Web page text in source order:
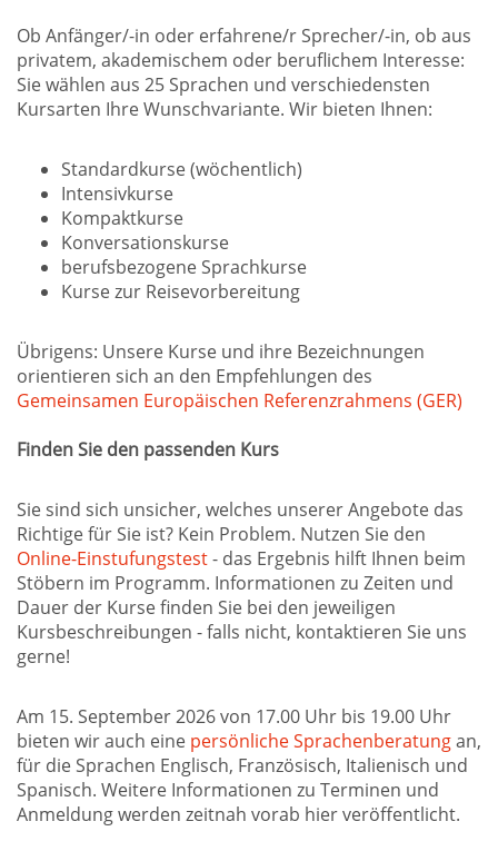
Ob Anfänger/-in oder erfahrene/r Sprecher/-in, ob aus
privatem, akademischem oder beruflichem Interesse:
Sie wählen aus 25 Sprachen und verschiedensten
Kursarten Ihre Wunschvariante. Wir bieten Ihnen:
Standardkurse (wöchentlich)
Intensivkurse
Kompaktkurse
Konversationskurse
berufsbezogene Sprachkurse
Kurse zur Reisevorbereitung
Übrigens: Unsere Kurse und ihre Bezeichnungen
orientieren sich an den Empfehlungen des
Gemeinsamen Europäischen Referenzrahmens (GER)
Finden Sie den passenden Kurs
Sie sind sich unsicher, welches unserer Angebote das
Richtige für Sie ist? Kein Problem. Nutzen Sie den
Online-Einstufungstest- das Ergebnis hilft Ihnen beim
Stöbern im Programm. Informationen zu Zeiten und
Dauer der Kurse finden Sie bei den jeweiligen
Kursbeschreibungen - falls nicht, kontaktieren Sie uns
gerne!
Am 15. September 2026 von 17.00 Uhr bis 19.00 Uhr
bieten wir auch eine persönliche Sprachenberatungan,
für die Sprachen Englisch, Französisch, Italienisch und
Spanisch. Weitere Informationen zu Terminen und
Anmeldung werden zeitnah vorab hier veröffentlicht.